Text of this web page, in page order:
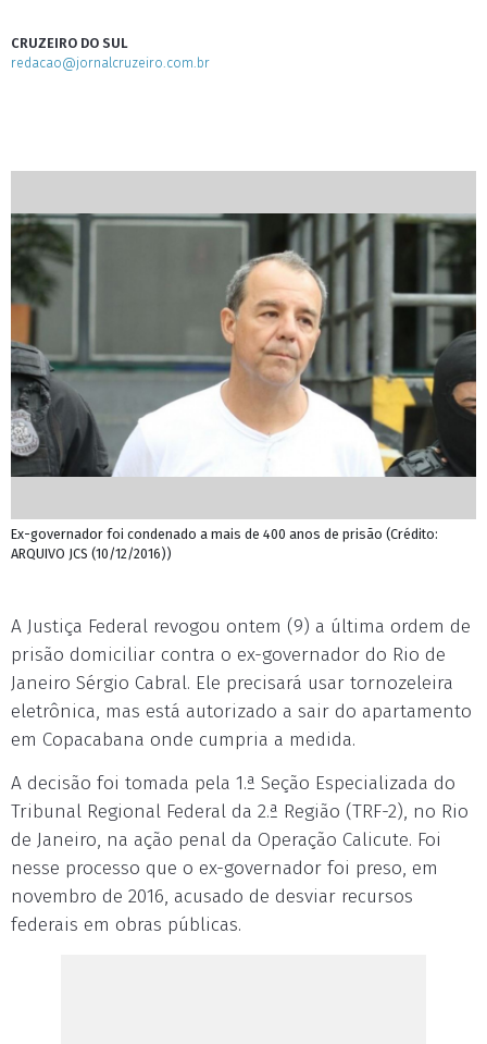
CRUZEIRO DO SUL
redacao@jornalcruzeiro.com.br
Ex-governador foi condenado a mais de 400 anos de prisão (Crédito:
ARQUIVO JCS (10/12/2016))
A Justiça Federal revogou ontem (9) a última ordem de
prisão domiciliar contra o ex-governador do Rio de
Janeiro Sérgio Cabral. Ele precisará usar tornozeleira
eletrônica, mas está autorizado a sair do apartamento
em Copacabana onde cumpria a medida.
A decisão foi tomada pela 1.ª Seção Especializada do
Tribunal Regional Federal da 2.ª Região (TRF-2), no Rio
de Janeiro, na ação penal da Operação Calicute. Foi
nesse processo que o ex-governador foi preso, em
novembro de 2016, acusado de desviar recursos
federais em obras públicas.